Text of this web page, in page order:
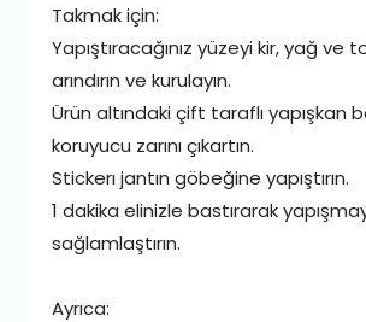
Takmak için:
Yapıştıracağınız yüzeyi kir, yağ ve
arındırın ve kurulayın.
Ürün altındaki çift taraflı yapışkan
koruyucu zarını çıkartın.
Stickerı jantın göbeğine yapıştırın.
1 dakika elinizle bastırarak
sağlamlaştırın.
Ayrıca: